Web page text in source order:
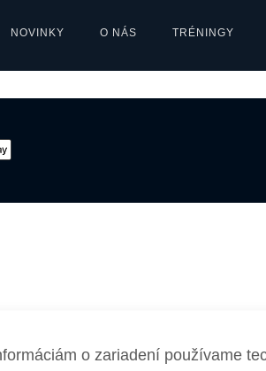
o zariadení používame
NOVINKY O NÁS TRÉNINGY
directed vortals.
without future-proof
empowerment. Competently